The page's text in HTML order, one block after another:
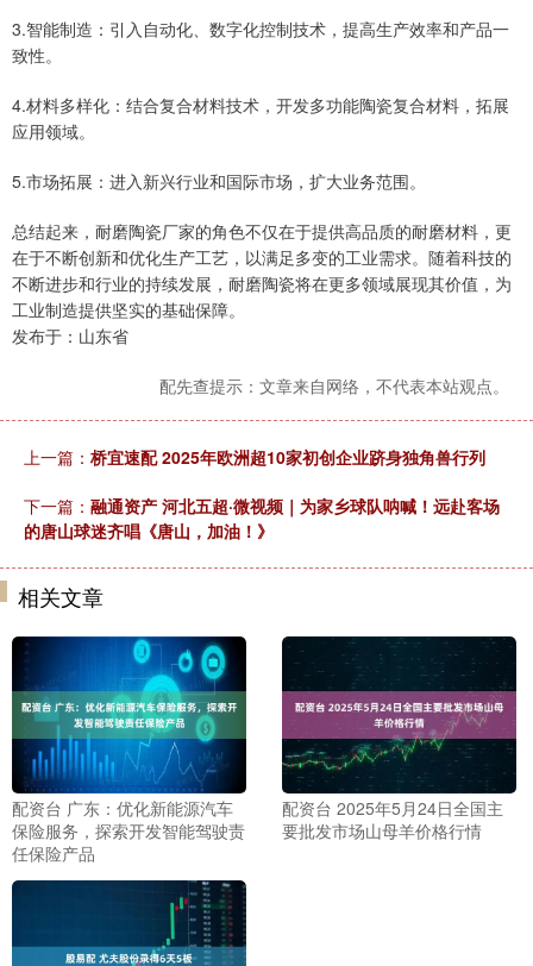
3.智能制造：引入自动化、数字化控制技术，提高生产效率和产品一
致性。
4.材料多样化：结合复合材料技术，开发多功能陶瓷复合材料，拓展
应用领域。
5.市场拓展：进入新兴行业和国际市场，扩大业务范围。
总结起来，耐磨陶瓷厂家的角色不仅在于提供高品质的耐磨材料，更
在于不断创新和优化生产工艺，以满足多变的工业需求。随着科技的
不断进步和行业的持续发展，耐磨陶瓷将在更多领域展现其价值，为
工业制造提供坚实的基础保障。
发布于：山东省
配先查提示：文章来自网络，不代表本站观点。
上一篇： 桥宜速配 2025年欧洲超10家初创企业跻身独角兽行列
下一篇： 融通资产 河北五超·微视频｜为家乡球队呐喊！远赴客场
的唐山球迷齐唱《唐山，加油！》
相关文章
配资台 广东：优化新能源汽车
保险服务，探索开发智能驾驶责
任保险产品
配资台 2025年5月24日全国主
要批发市场山母羊价格行情